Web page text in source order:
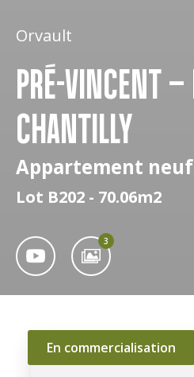
Orvault
PRÉ-VINCENT
CHANTILLY
Appartement neuf
Lot B202 - 70.06m2
3
En commercialisation